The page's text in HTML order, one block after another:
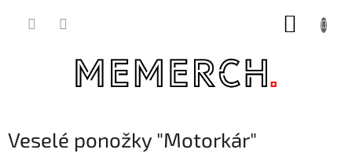
Veselé ponožky "Motorkár"